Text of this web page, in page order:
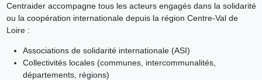
Centraider accompagne tous les acteurs engagés dans la solidarité
ou la coopération internationale depuis la région Centre-Val de
Loire :
Associations de solidarité internationale (ASI)
Collectivités locales (communes, intercommunalités,
départements, régions)